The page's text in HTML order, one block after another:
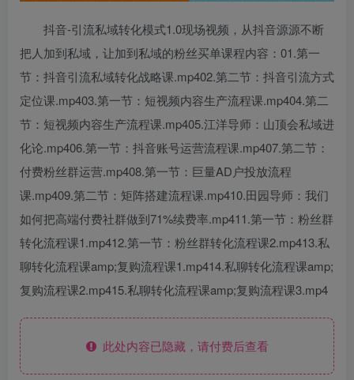
抖音-引流私域转化模式1.0现场视频，从抖音源源不断
把人加到私域，让加到私域的粉丝买单课程内容：01.第一
节：抖音引流私域转化战略课.mp402.第二节：抖音引流方式
定位课.mp403.第一节：短视频内容生产流程课.mp404.第二
节：短视频内容生产流程课.mp405.江洋导师：山顶会私域进
化论.mp406.第一节：抖音账号运营流程课.mp407.第二节：
付费粉丝群运营.mp408.第一节：巨量AD户投放流程
课.mp409.第二节：矩阵搭建流程课.mp410.田园导师：我们
如何把高端付费社群做到71%续费率.mp411.第一节：粉丝群
转化流程课1.mp412.第一节：粉丝群转化流程课2.mp413.私
聊转化流程课amp;复购流程课1.mp414.私聊转化流程课amp;
复购流程课2.mp415.私聊转化流程课amp;复购流程课3.mp4
此处内容已隐藏，请付费后查看